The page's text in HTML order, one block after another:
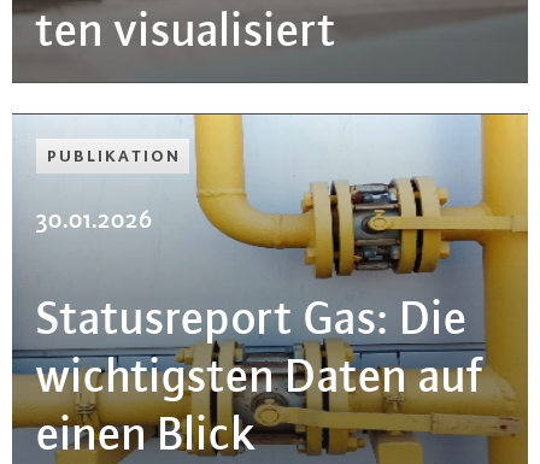
ten vi­sua­li­siert
PU­BLI­KA­TI­ON
30.01.2026
Sta­tus­re­port Gas: Die
wich­tigs­ten Daten auf
einen Blick